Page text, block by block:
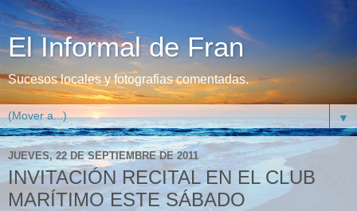
El Informal de Fran
Sucesos locales y fotografias comentadas.
▼
JUEVES, 22 DE SEPTIEMBRE DE 2011
INVITACIÓN RECITAL EN EL CLUB
MARÍTIMO ESTE SÁBADO